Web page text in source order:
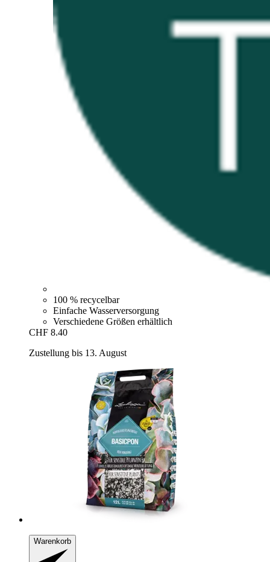
100 % recycelbar
Einfache Wasserversorgung
Verschiedene Größen erhältlich
CHF 8.40
Zustellung bis 13. August
Warenkorb